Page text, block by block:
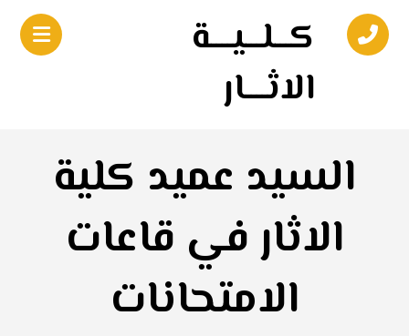
كـــلـــيــــة
الاثــــار
السيد عميد كلية
الاثار في قاعات
الامتحانات